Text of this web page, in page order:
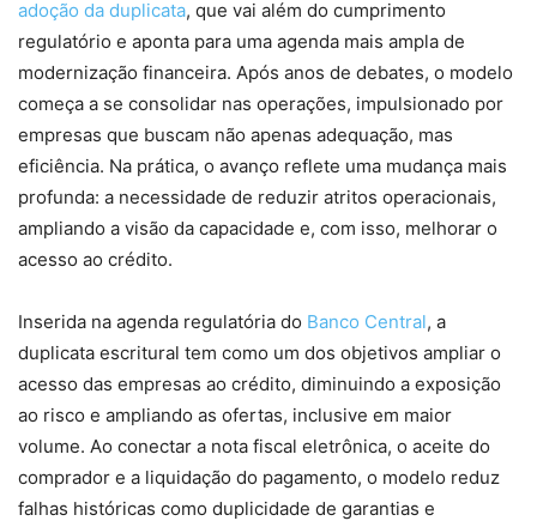
adoção da duplicata, que vai além do cumprimento
regulatório e aponta para uma agenda mais ampla de
modernização financeira. Após anos de debates, o modelo
começa a se consolidar nas operações, impulsionado por
empresas que buscam não apenas adequação, mas
eficiência. Na prática, o avanço reflete uma mudança mais
profunda: a necessidade de reduzir atritos operacionais,
ampliando a visão da capacidade e, com isso, melhorar o
acesso ao crédito.
Inserida na agenda regulatória do Banco Central, a
duplicata escritural tem como um dos objetivos ampliar o
acesso das empresas ao crédito, diminuindo a exposição
ao risco e ampliando as ofertas, inclusive em maior
volume. Ao conectar a nota fiscal eletrônica, o aceite do
comprador e a liquidação do pagamento, o modelo reduz
falhas históricas como duplicidade de garantias e